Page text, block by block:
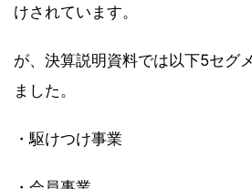
けされています。
が、決算説明資料では以下5セグ
ました。
・駆けつけ事業